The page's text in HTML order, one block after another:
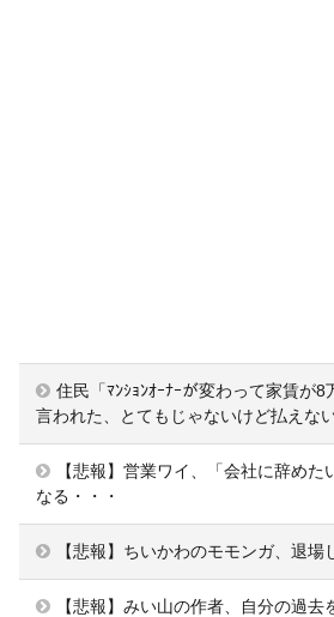
住民「ﾏﾝｼｮﾝｵｰﾅｰが変わって家賃が
言われた、とてもじゃないけど払えない
【悲報】営業ワイ、「会社に辞めた
なる・・・
【悲報】ちいかわのモモンガ、退場
【悲報】みい山の作者、自分の過去